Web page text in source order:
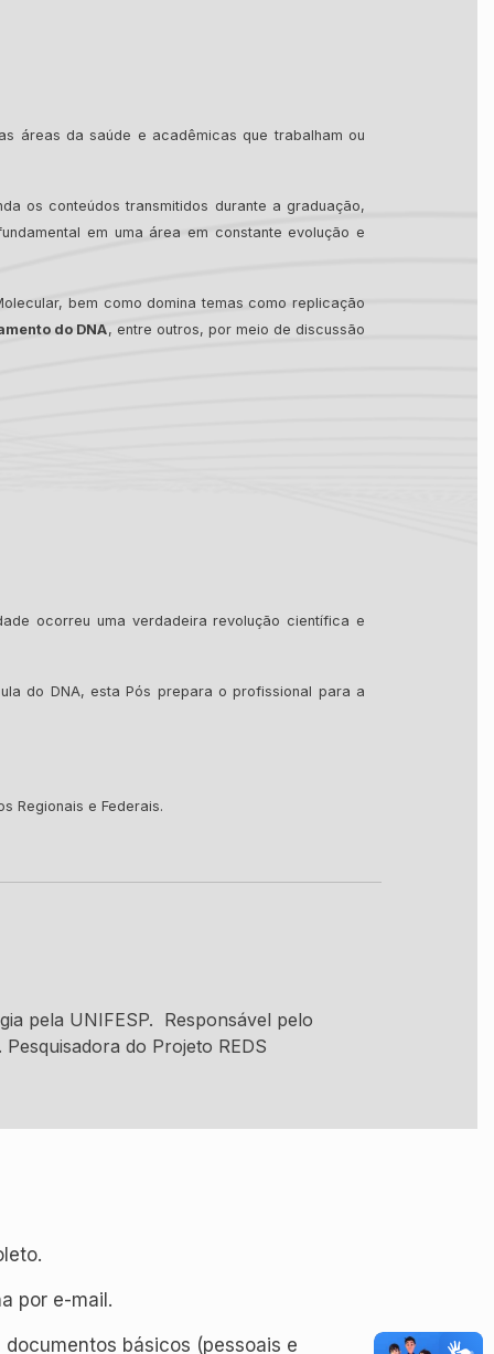
áreas da saúde e acadêmicas que trabalham ou
os conteúdos transmitidos durante a graduação,
em uma área em constante evolução e
bem como domina temas como replicação
do DNA, entre outros, por meio de discussão
ocorreu uma verdadeira revolução científica e
do DNA, esta Pós prepara o profissional para a
Regionais e Federais.
pela UNIFESP. Responsável pelo
do Projeto REDS
por e-mail.
básicos (pessoais e